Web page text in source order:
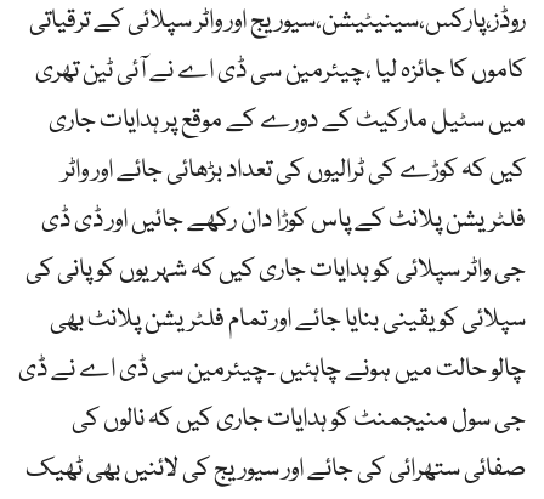
روڈز،پارکس،سینیٹیشن،سیوریج اور واٹر سپلائی کے ترقیاتی
کاموں کا جائزہ لیا ،چیئرمین سی ڈی اے نے آئی ٹین تھری
میں سٹیل مارکیٹ کے دورے کے موقع پر ہدایات جاری
کیں کہ کوڑے کی ٹرالیوں کی تعداد بڑھائی جائے اور واٹر
فلٹریشن پلانٹ کے پاس کوڑا دان رکھے جائیں اور ڈی ڈی
جی واٹر سپلائی کو ہدایات جاری کیں کہ شہریوں کو پانی کی
سپلائی کو یقینی بنایا جائے اور تمام فلٹریشن پلانٹ بھی
چالو حالت میں ہونے چاہئیں ۔چیئرمین سی ڈی اے نے ڈی
جی سول منیجمنٹ کو ہدایات جاری کیں کہ نالوں کی
صفائی ستھرائی کی جائے اور سیوریج کی لائنیں بھی ٹھیک